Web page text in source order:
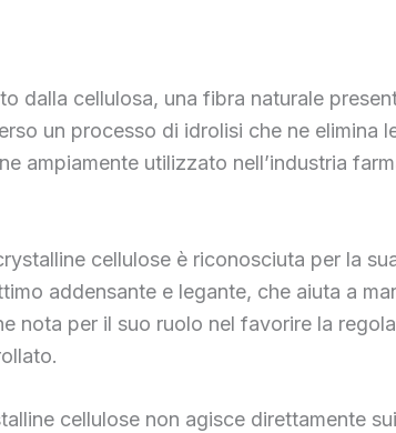
dalla cellulosa, una fibra naturale
un processo di idrolisi che ne elimina
ampiamente utilizzato nell’industria
cellulose è riconosciuta per la
addensante e legante, che aiuta a
nota per il suo ruolo nel favorire la
cellulose non agisce direttamente